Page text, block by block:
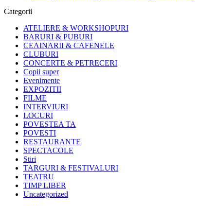
Categorii
ATELIERE & WORKSHOPURI
BARURI & PUBURI
CEAINARII & CAFENELE
CLUBURI
CONCERTE & PETRECERI
Copii super
Evenimente
EXPOZITII
FILME
INTERVIURI
LOCURI
POVESTEA TA
POVESTI
RESTAURANTE
SPECTACOLE
Stiri
TARGURI & FESTIVALURI
TEATRU
TIMP LIBER
Uncategorized